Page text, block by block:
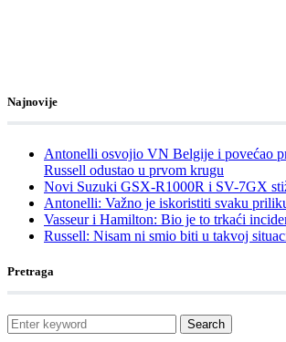
Najnovije
Antonelli osvojio VN Belgije i povećao
Russell odustao u prvom krugu
Novi Suzuki GSX-R1000R i SV-7GX
Antonelli: Važno je iskoristiti svaku
Vasseur i Hamilton: Bio je to trkaći
Russell: Nisam ni smio biti u takvoj
Pretraga
Search